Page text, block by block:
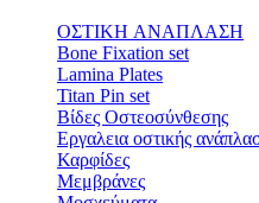
ΟΣΤΙΚH ΑΝΑΠΛΑΣH
Bone Fixation set
Lamina Plates
Titan Pin set
Βίδες Οστεοσύνθεσης
Εργαλεια οστικής
Καρφίδες
Μεμβράνες